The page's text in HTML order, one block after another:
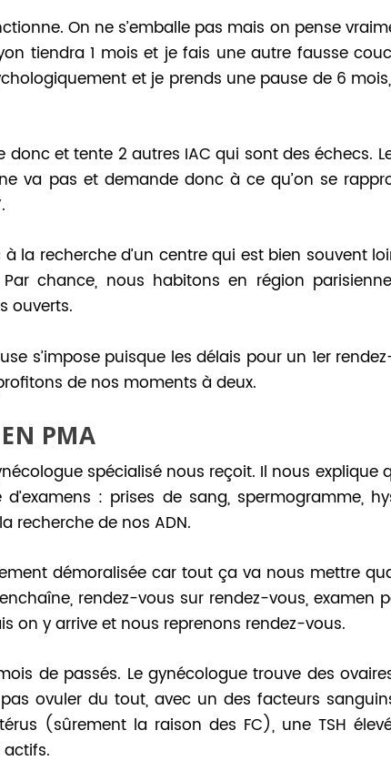
On ne s’emballe pas mais on pense
tiendra 1 mois et je fais une autre fausse
et je prends une pause de 6
donc et tente 2 autres IAC qui sont des échecs.
va pas et demande donc à ce qu’on se
la recherche d’un centre qui est bien souvent
Par chance, nous habitons en région
ouverts.
s’impose puisque les délais pour un 1er
de nos moments à deux.
EN PMA
spécialisé nous reçoit. Il nous explique
: prises de sang, spermogramme,
recherche de nos ADN.
démoralisée car tout ça va nous mettre
rendez-vous sur rendez-vous, examen
on y arrive et nous reprenons rendez-vous.
de passés. Le gynécologue trouve des
ovuler du tout, avec un des facteurs
(sûrement la raison des FC), une TSH
actifs.